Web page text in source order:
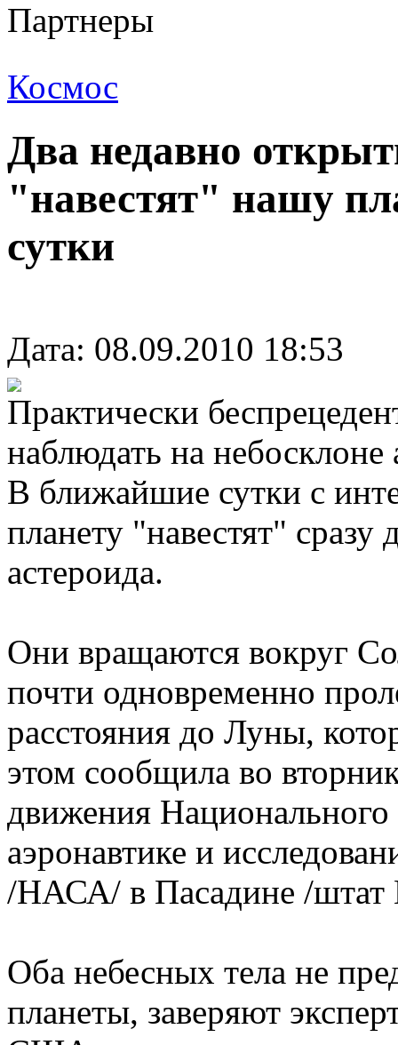
Партнеры
Космос
Два недавно
"навестят" нашу
сутки
Дата: 08.09.2010 18:53
Практически
наблюдать на
В ближайшие сутки с
планету "навестят"
астероида.
Они вращаются вокруг
почти одновременно
расстояния до Луны,
этом сообщила во
движения
аэронавтике и
/НАСА/ в Пасадине /штат
Оба небесных тела не
планеты, заверяют